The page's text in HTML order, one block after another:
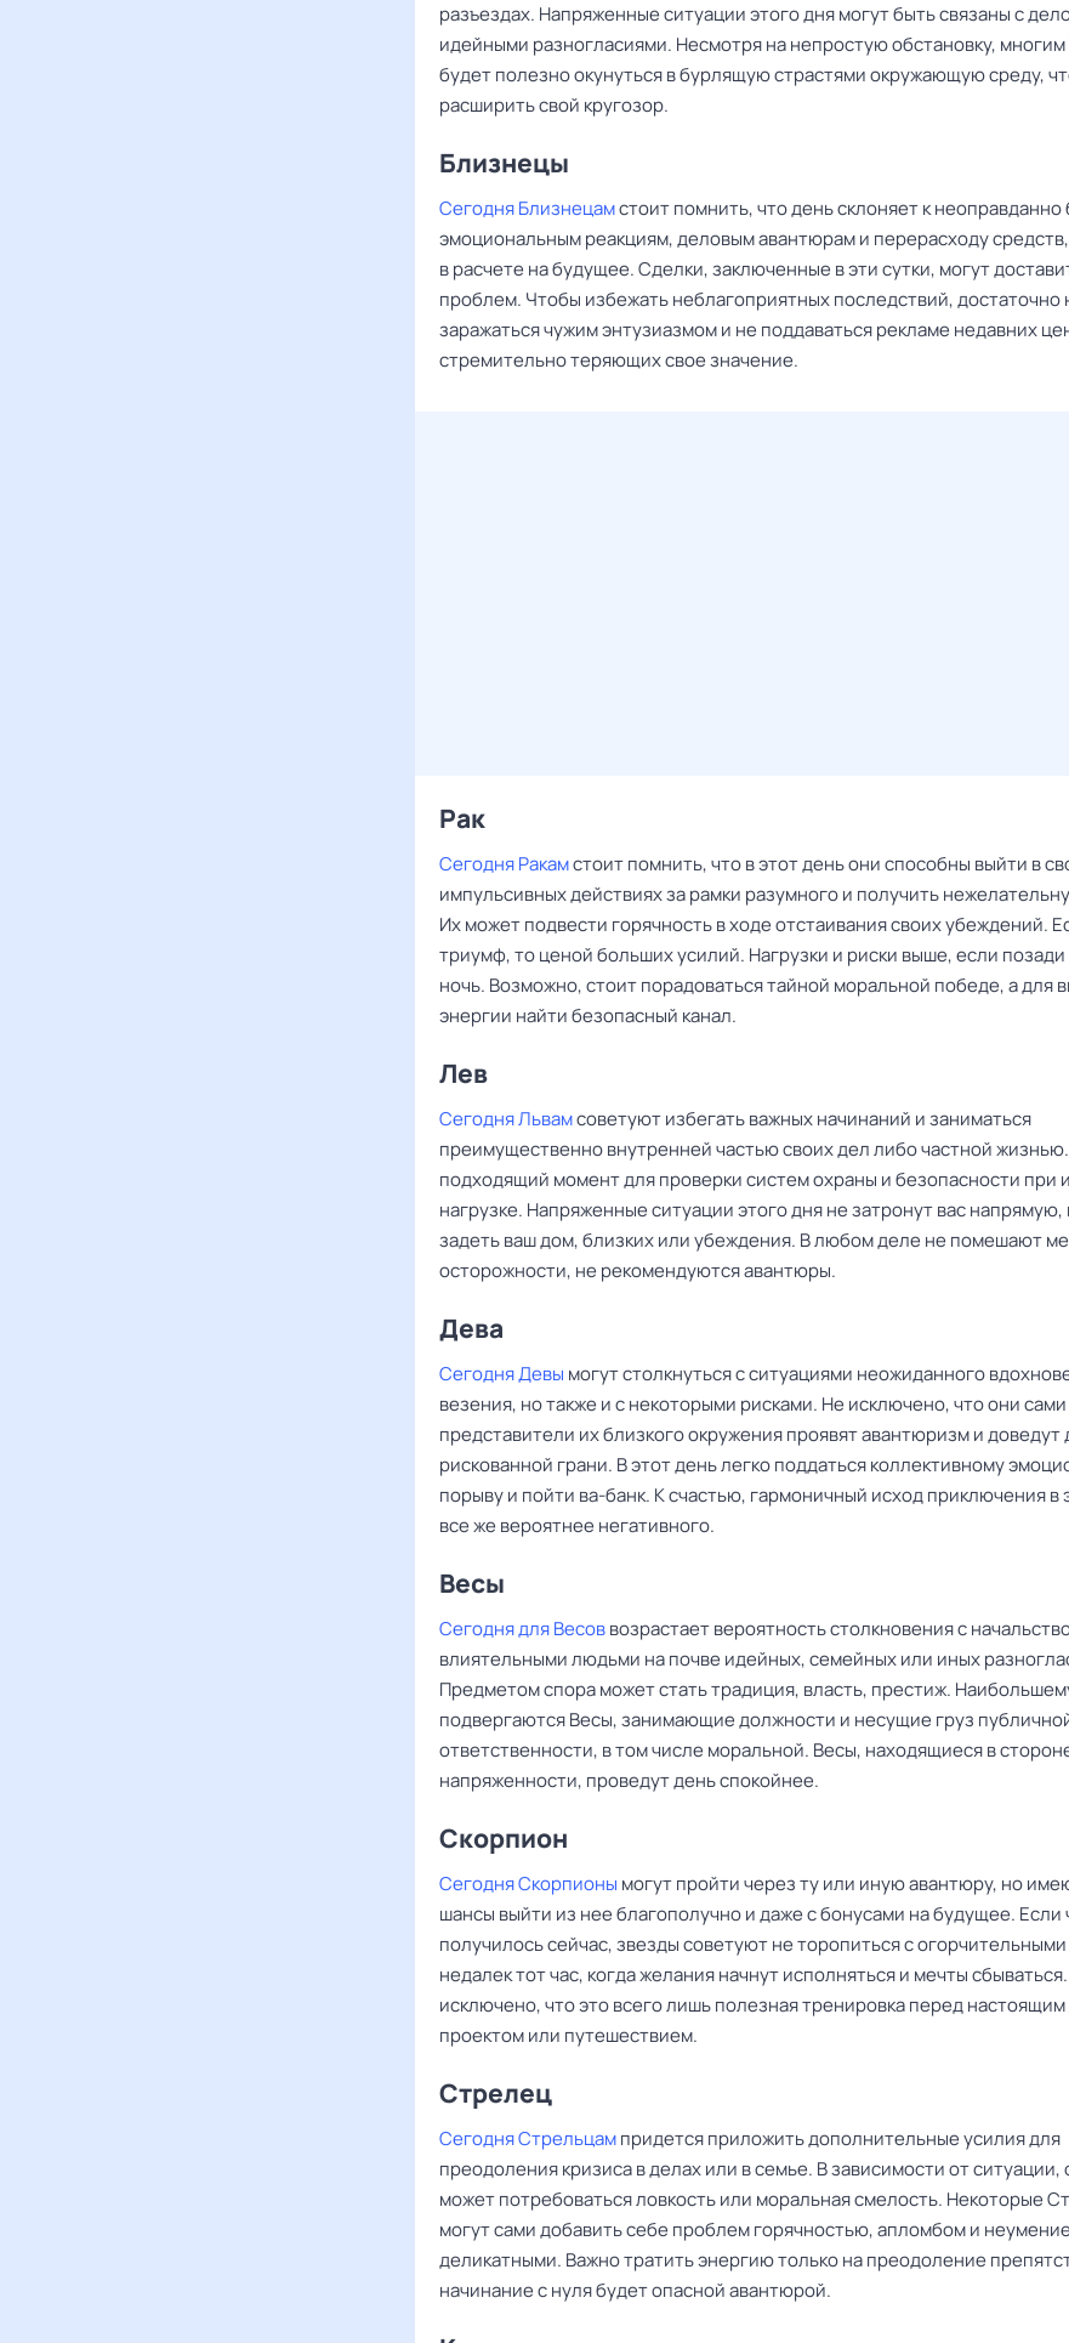
разъездах. Напряженные ситуации этого дня могут быть связаны с
идейными разногласиями. Несмотря на непростую обстановку,
будет полезно окунуться в бурлящую страстями окружающую среду,
расширить свой кругозор.
Близнецы
Сегодня Близнецамстоит помнить, что день склоняет к
эмоциональным реакциям, деловым авантюрам и перерасходу
в расчете на будущее. Сделки, заключенные в эти сутки, могут
проблем. Чтобы избежать неблагоприятных последствий, достаточно
заражаться чужим энтузиазмом и не поддаваться рекламе недавних
стремительно теряющих свое значение.
Рак ‌‌
Сегодня Ракамстоит помнить, что в этот день они способны выйти в
импульсивных действиях за рамки разумного и получить
Их может подвести горячность в ходе отстаивания своих убеждений.
триумф, то ценой больших усилий. Нагрузки и риски выше, если
ночь. Возможно, стоит порадоваться тайной моральной победе, а для
энергии найти безопасный канал.
Лев ‌‌
Сегодня Львамсоветуют избегать важных начинаний и заниматься
преимущественно внутренней частью своих дел либо частной
подходящий момент для проверки систем охраны и безопасности при
нагрузке. Напряженные ситуации этого дня не затронут вас напрямую,
задеть ваш дом, близких или убеждения. В любом деле не помешают
осторожности, не рекомендуются авантюры.
Дева ‌‌
Сегодня Девы могут столкнуться с ситуациями неожиданного
везения, но также и с некоторыми рисками. Не исключено, что они
представители их близкого окружения проявят авантюризм и доведут
рискованной грани. В этот день легко поддаться коллективному
порыву и пойти ва-банк. К счастью, гармоничный исход приключения в
все же вероятнее негативного.
Весы ‌‌
Сегодня для Весоввозрастает вероятность столкновения с
влиятельными людьми на почве идейных, семейных или иных
Предметом спора может стать традиция, власть, престиж.
подвергаются Весы, занимающие должности и несущие груз
ответственности, в том числе моральной. Весы, находящиеся в
напряженности, проведут день спокойнее.
Скорпион
Сегодня Скорпионы могут пройти через ту или иную авантюру, но
шансы выйти из нее благополучно и даже с бонусами на будущее. Если
получилось сейчас, звезды советуют не торопиться с
недалек тот час, когда желания начнут исполняться и мечты
исключено, что это всего лишь полезная тренировка перед
проектом или путешествием.
Стрелец
Сегодня Стрельцампридется приложить дополнительные усилия для
преодоления кризиса в делах или в семье. В зависимости от ситуации,
может потребоваться ловкость или моральная смелость. Некоторые
могут сами добавить себе проблем горячностью, апломбом и
деликатными. Важно тратить энергию только на преодоление
начинание с нуля будет опасной авантюрой.